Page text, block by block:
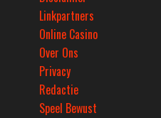
Linkpartners
Online Casino
Over Ons
Privacy
Redactie
Speel Bewust